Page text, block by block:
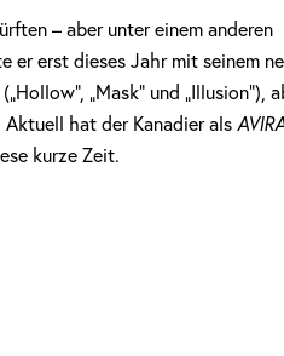
– aber unter einem anderen
erst dieses Jahr mit seinem
(„Hollow“, „Mask“ und „Illusion“),
Aktuell hat der Kanadier als
kurze Zeit.